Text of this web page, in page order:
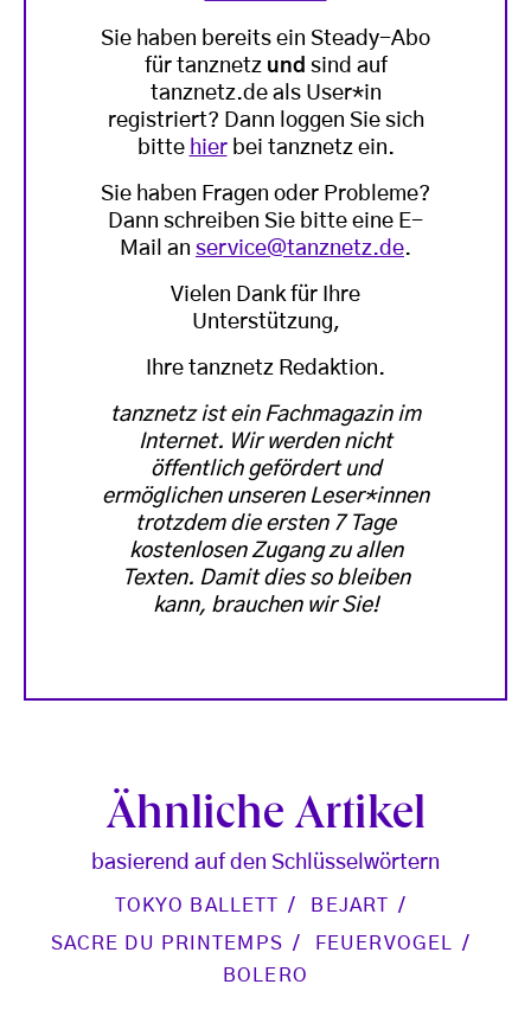
Sie haben bereits ein Steady-Abo
für tanznetz und sind auf
tanznetz.de als User*in
registriert? Dann loggen Sie sich
bitte hierbei tanznetz ein.
Sie haben Fragen oder Probleme?
Dann schreiben Sie bitte eine E-
Mail an service@tanznetz.de.
Vielen Dank für Ihre
Unterstützung,
Ihre tanznetz Redaktion.
tanznetz ist ein Fachmagazin im
Internet. Wir werden nicht
öffentlich gefördert und
ermöglichen unseren Leser*innen
trotzdem die ersten 7 Tage
kostenlosen Zugang zu allen
Texten. Damit dies so bleiben
kann, brauchen wir Sie!
Ähnliche Artikel
basierend auf den Schlüsselwörtern
TOKYO BALLETT
BEJART
SACRE DU PRINTEMPS
FEUERVOGEL
BOLERO